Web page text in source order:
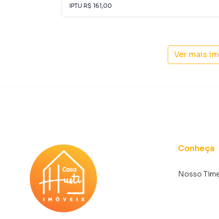
🌟 Destaques do imóvel
✔ Ideal para famílias grandes ou recepção de
✔ Condomínio de altíssimo padrão
Casa para Venda em região valorizada do
o que procurava ou deseja mais informações
contato com nossa equipe pelo telefone (11)
A Casa Husti Imóveis tem mais opções de
IPTU R$ 161,00
Ver mais
Conheça
Nosso